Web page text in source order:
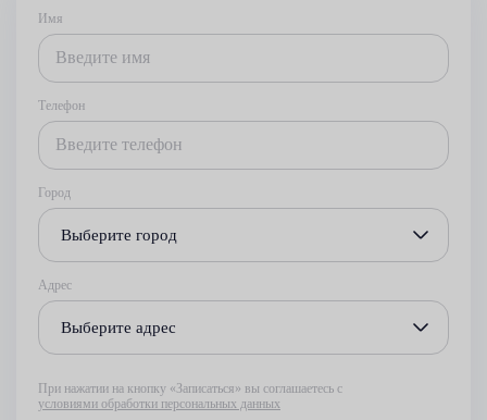
Имя
Телефон
Город
Выберите город
Адрес
Выберите адрес
При нажатии на кнопку «Записаться» вы соглашаетесь с
условиями обработки персональных данных